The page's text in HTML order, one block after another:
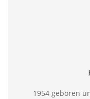
1954 geboren